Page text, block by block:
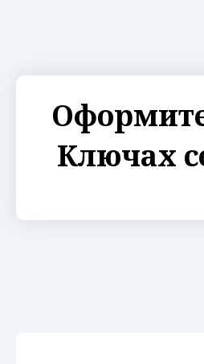
Ключах